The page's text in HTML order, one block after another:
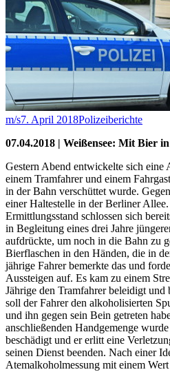
m/s7. April 2018Polizeiberichte
07.04.2018 | Weißensee: Mit Bier
Gestern Abend entwickelte sich eine
einem Tramfahrer und einem
in der Bahn verschüttet wurde.
einer Haltestelle in der Berliner
Ermittlungsstand schlossen sich
in Begleitung eines drei Jahre
aufdrückte, um noch in die Bahn zu
Bierflaschen in den Händen, die in
jährige Fahrer bemerkte das und
Aussteigen auf. Es kam zu einem
Jährige den Tramfahrer beleidigt
soll der Fahrer den alkoholisierten
und ihn gegen sein Bein getreten
anschließenden Handgemenge
beschädigt und er erlitt eine
seinen Dienst beenden. Nach einer
Atemalkoholmessung mit einem